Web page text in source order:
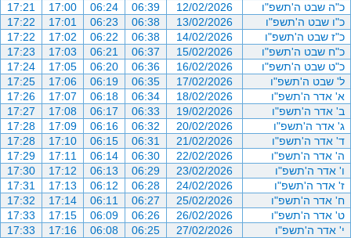
כ"ה שבט ה'תשפ"ו
12/02/2026
06:39
06:24
17:00
17:21
כ"ו שבט ה'תשפ"ו
13/02/2026
06:38
06:23
17:01
17:22
כ"ז שבט ה'תשפ"ו
14/02/2026
06:38
06:22
17:02
17:22
כ"ח שבט ה'תשפ"ו
15/02/2026
06:37
06:21
17:03
17:23
כ"ט שבט ה'תשפ"ו
16/02/2026
06:36
06:20
17:05
17:24
ל' שבט ה'תשפ"ו
17/02/2026
06:35
06:19
17:06
17:25
א' אדר ה'תשפ"ו
18/02/2026
06:34
06:18
17:07
17:26
ב' אדר ה'תשפ"ו
19/02/2026
06:33
06:17
17:08
17:27
ג' אדר ה'תשפ"ו
20/02/2026
06:32
06:16
17:09
17:28
ד' אדר ה'תשפ"ו
21/02/2026
06:31
06:15
17:10
17:28
ה' אדר ה'תשפ"ו
22/02/2026
06:30
06:14
17:11
17:29
ו' אדר ה'תשפ"ו
23/02/2026
06:29
06:13
17:12
17:30
ז' אדר ה'תשפ"ו
24/02/2026
06:28
06:12
17:13
17:31
ח' אדר ה'תשפ"ו
25/02/2026
06:27
06:11
17:14
17:32
ט' אדר ה'תשפ"ו
26/02/2026
06:26
06:09
17:15
17:33
י' אדר ה'תשפ"ו
27/02/2026
06:25
06:08
17:16
17:33